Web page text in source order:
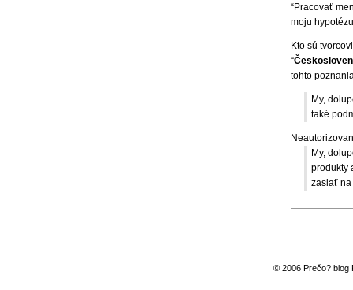
“Pracovať
moju
Kto sú
“
tohto
My,
také
My,
produkty
zaslať na
© 2006 Prečo? blog